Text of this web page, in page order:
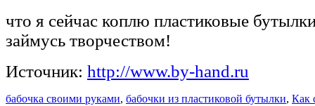
что я сейчас коплю пластиковые
займусь творчеством!
Источник: http://www.by-hand.ru
бабочка своими руками, бабочки из пластиковой бутылки, Как